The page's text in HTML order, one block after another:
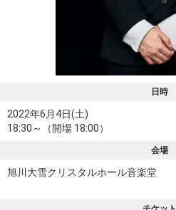
日時
2022年6月4日(土)
18:30～（開場 18:00）
会場
旭川大雪クリスタルホール音楽堂